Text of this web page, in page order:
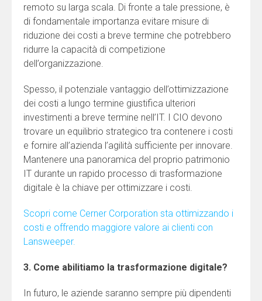
remoto su larga scala. Di fronte a tale pressione, è
di fondamentale importanza evitare misure di
riduzione dei costi a breve termine che potrebbero
ridurre la capacità di competizione
dell’organizzazione.
Spesso, il potenziale vantaggio dell’ottimizzazione
dei costi a lungo termine giustifica ulteriori
investimenti a breve termine nell’IT. I CIO devono
trovare un equilibrio strategico tra contenere i costi
e fornire all’azienda l’agilità sufficiente per innovare.
Mantenere una panoramica del proprio patrimonio
IT durante un rapido processo di trasformazione
digitale è la chiave per ottimizzare i costi.
Scopri come Cerner Corporation sta ottimizzando i
costi e offrendo maggiore valore ai clienti con
Lansweeper.
3. Come abilitiamo la trasformazione digitale?
In futuro, le aziende saranno sempre più dipendenti